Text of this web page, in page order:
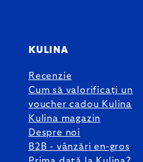
KULINA
Recenzie
Cum să valorificați un
voucher cadou Kulina
Kulina magazin
Despre noi
B2B - vânzări en-gros